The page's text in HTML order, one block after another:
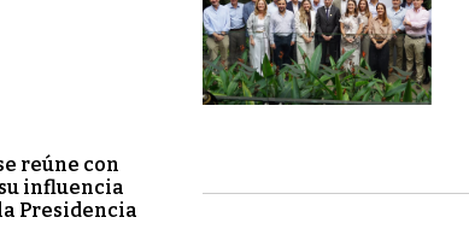
reúne con
influencia
Presidencia